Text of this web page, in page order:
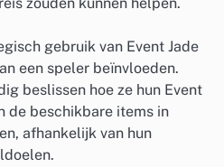
gebruik van Event Jade
een speler beïnvloeden.
beslissen hoe ze hun Event
de beschikbare items in
afhankelijk van hun